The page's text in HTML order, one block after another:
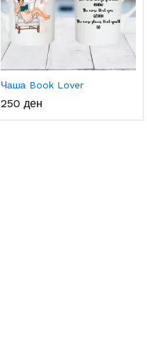
Чаша Book Lover
250 ден